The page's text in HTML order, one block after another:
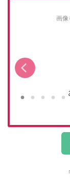
画像